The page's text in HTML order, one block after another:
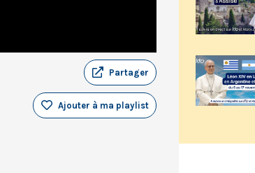
Partager
Ajouter à ma playlist